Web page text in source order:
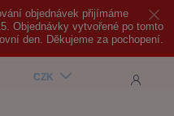
objednávek přijímáme
Objednávky vytvořené po tomto
den. Děkujeme za pochopení.
CZK